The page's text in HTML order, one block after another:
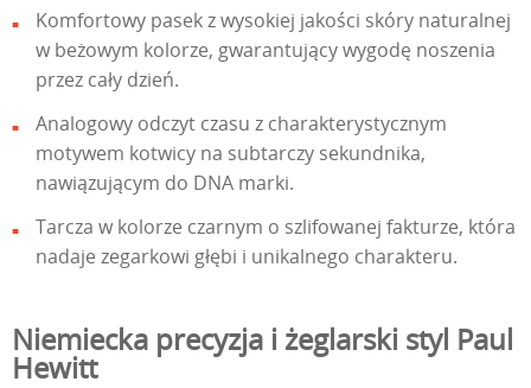
Komfortowy pasek z wysokiej jakości skóry naturalnej
w beżowym kolorze, gwarantujący wygodę noszenia
przez cały dzień.
Analogowy odczyt czasu z charakterystycznym
motywem kotwicy na subtarczy sekundnika,
nawiązującym do DNA marki.
Tarcza w kolorze czarnym o szlifowanej fakturze, która
nadaje zegarkowi głębi i unikalnego charakteru.
Niemiecka precyzja i żeglarski styl Paul
Hewitt